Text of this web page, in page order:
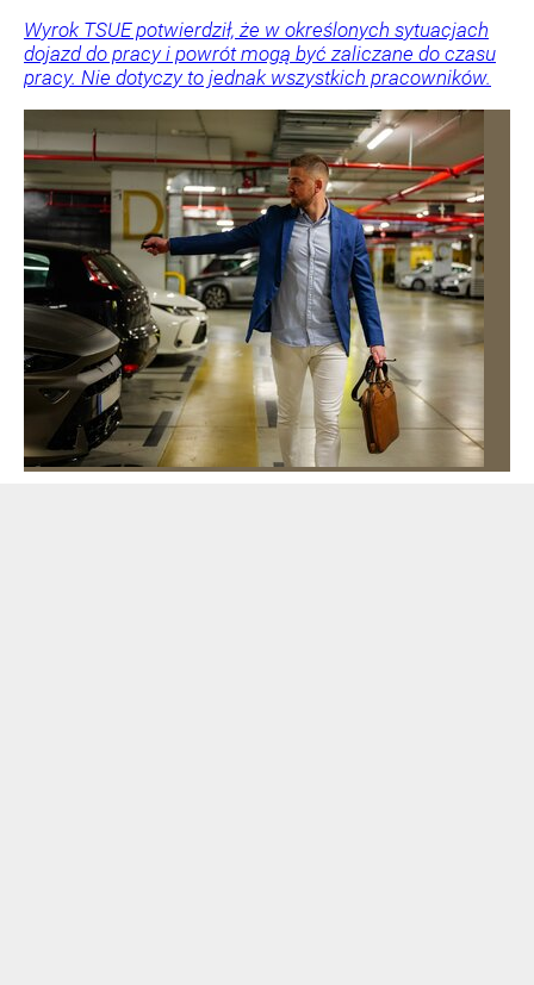
Wyrok TSUE potwierdził, że w określonych sytuacjach
dojazd do pracy i powrót mogą być zaliczane do czasu
pracy. Nie dotyczy to jednak wszystkich pracowników.